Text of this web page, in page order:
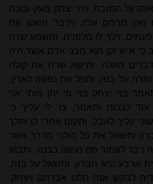
אותו על המזבח, ויהי יצחק צועק ובוכה
ואין מרחם עליו. וידבר השטן את
וילך לו מלפניה. ותשמע שרה
כי איש זקן הוא מבני אדם אשר היה
האלה. ותישא שרה את קולה
ומרה על בנה, ותפל את נפשה לארץ,
בני יצחק בני מי יתן מותי אני
לבכות ותאמר, צר לי עליך כי
עליך לאבל. ותקום אחרי כן ותלך
ותשאל את כל הולכי הדרך אשר
דבר לאמור מה נעשה בבנה. ותבוא
ארבע היא חברון, ותשאל על בנה,
לבקש אנה הלכו אברהם ויצחק.